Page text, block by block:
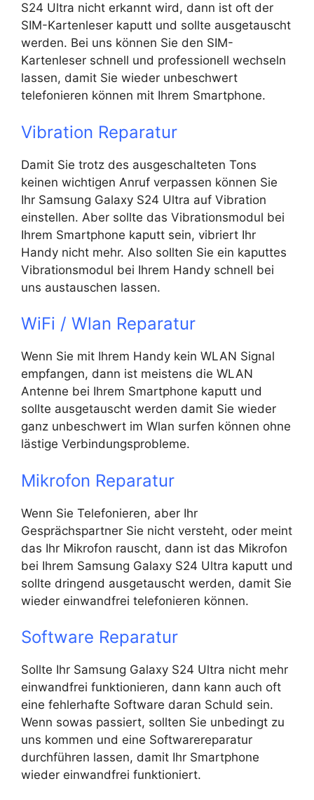
S24 Ultra nicht erkannt wird, dann ist oft der
SIM-Kartenleser kaputt und sollte ausgetauscht
werden. Bei uns können Sie den SIM-
Kartenleser schnell und professionell wechseln
lassen, damit Sie wieder unbeschwert
telefonieren können mit Ihrem Smartphone.
Vibration Reparatur
Damit Sie trotz des ausgeschalteten Tons
keinen wichtigen Anruf verpassen können Sie
Ihr Samsung Galaxy S24 Ultra auf Vibration
einstellen. Aber sollte das Vibrationsmodul bei
Ihrem Smartphone kaputt sein, vibriert Ihr
Handy nicht mehr. Also sollten Sie ein kaputtes
Vibrationsmodul bei Ihrem Handy schnell bei
uns austauschen lassen.
WiFi / Wlan Reparatur
Wenn Sie mit Ihrem Handy kein WLAN Signal
empfangen, dann ist meistens die WLAN
Antenne bei Ihrem Smartphone kaputt und
sollte ausgetauscht werden damit Sie wieder
ganz unbeschwert im Wlan surfen können ohne
lästige Verbindungsprobleme.
Mikrofon Reparatur
Wenn Sie Telefonieren, aber Ihr
Gesprächspartner Sie nicht versteht, oder meint
das Ihr Mikrofon rauscht, dann ist das Mikrofon
bei Ihrem Samsung Galaxy S24 Ultra kaputt und
sollte dringend ausgetauscht werden, damit Sie
wieder einwandfrei telefonieren können.
Software Reparatur
Sollte Ihr Samsung Galaxy S24 Ultra nicht mehr
einwandfrei funktionieren, dann kann auch oft
eine fehlerhafte Software daran Schuld sein.
Wenn sowas passiert, sollten Sie unbedingt zu
uns kommen und eine Softwarereparatur
durchführen lassen, damit Ihr Smartphone
wieder einwandfrei funktioniert.